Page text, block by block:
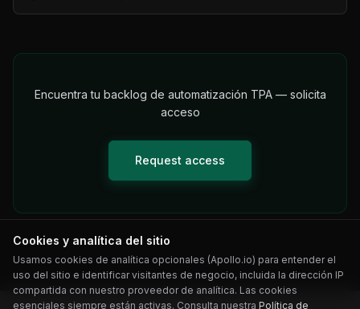
Encuentra tu backlog de automatización TPA — solicita
acceso
Request access
Cookies y analítica del sitio
Usamos cookies de analítica opcionales (Apollo.io) para entender el
uso del sitio e identificar visitantes de negocio, incluida la dirección IP
compartida con nuestro proveedor de analítica. Las cookies
esenciales siempre están activas. Consulta nuestra Política de